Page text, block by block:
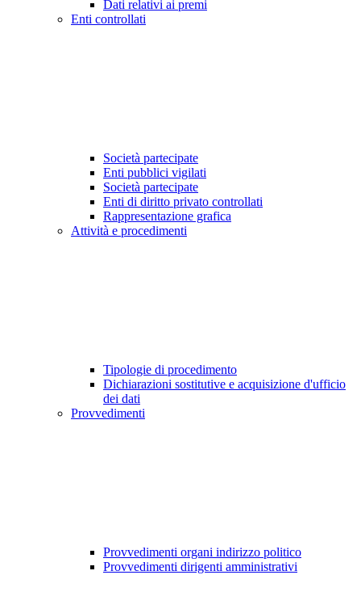
Dati relativi ai premi
Enti controllati
Società partecipate
Enti pubblici vigilati
Società partecipate
Enti di diritto privato controllati
Rappresentazione grafica
Attività e procedimenti
Tipologie di procedimento
Dichiarazioni sostitutive e acquisizione d'ufficio
dei dati
Provvedimenti
Provvedimenti organi indirizzo politico
Provvedimenti dirigenti amministrativi